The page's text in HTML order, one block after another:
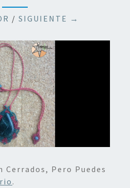
/ SIGUIENTE →
Cerrados, Pero Puedes
.